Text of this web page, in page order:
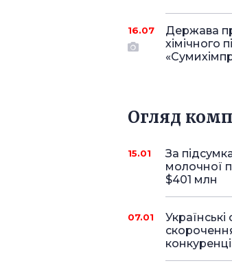
16.07
Держава
хімічного
Огляд
15.01
За
молочної
$401 млн
07.01
Українські